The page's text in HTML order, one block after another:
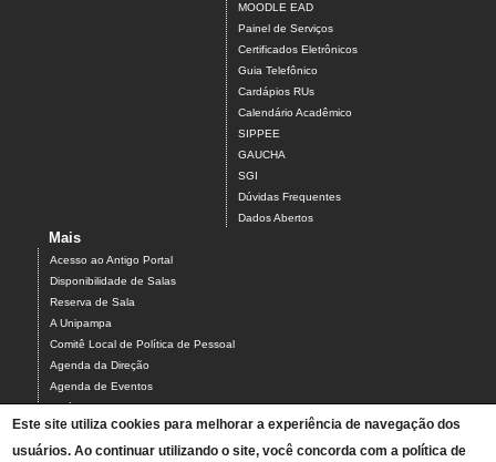
MOODLE EAD
Painel de Serviços
Certificados Eletrônicos
Guia Telefônico
Cardápios RUs
Calendário Acadêmico
SIPPEE
GAUCHA
SGI
Dúvidas Frequentes
Dados Abertos
Mais
Acesso ao Antigo Portal
Disponibilidade de Salas
Reserva de Sala
A Unipampa
Comitê Local de Política de Pessoal
Agenda da Direção
Agenda de Eventos
Estágios
Relatório de Gestão
Infraestrutura do Campus
Este site utiliza cookies para melhorar a experiência de navegação dos
usuários. Ao continuar utilizando o site, você concorda com a política de